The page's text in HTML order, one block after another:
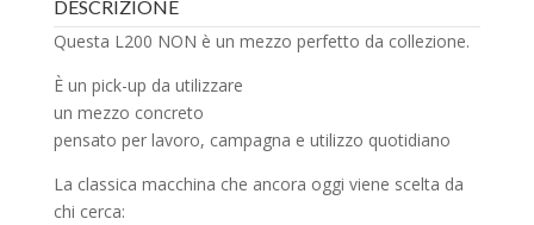
DESCRIZIONE
Questa L200 NON è un mezzo perfetto da collezione.
È un pick-up da utilizzare
un mezzo concreto
pensato per lavoro, campagna e utilizzo quotidiano
La classica macchina che ancora oggi viene scelta da
chi cerca: